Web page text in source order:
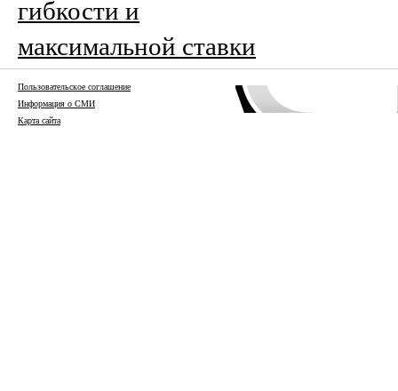
гибкости и
максимальной ставки
Пользовательское соглашение
Информация о СМИ
Карта сайта